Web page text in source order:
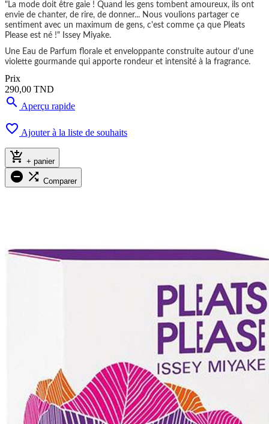
"La mode doit être gaie ! Quand les gens tombent amoureux, ils ont
envie de chanter, de rire, de donner... Nous voulions partager ce
sentiment avec un maximum de gens, c'est comme ça que Pleats
Please est né !" Issey Miyake.
Une Eau de Parfum florale et enveloppante construite autour d'une
violette gourmande qui apporte rondeur et intensité à la fragrance.
Prix
290,00 TND
 Aperçu rapide
 Ajouter à la liste de souhaits
 + panier
  Comparer